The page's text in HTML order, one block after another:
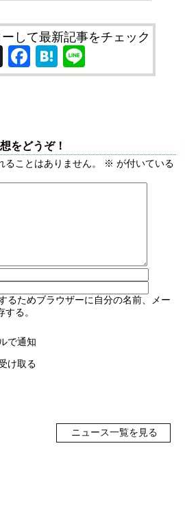
して最新記事をチェック
X Facebook
Hatena
をどうぞ！
ことはありません。 ※ が付いている
るためブラウザーに自分の名前、メー
る。
で通知
け取る
ニュース一覧を見る